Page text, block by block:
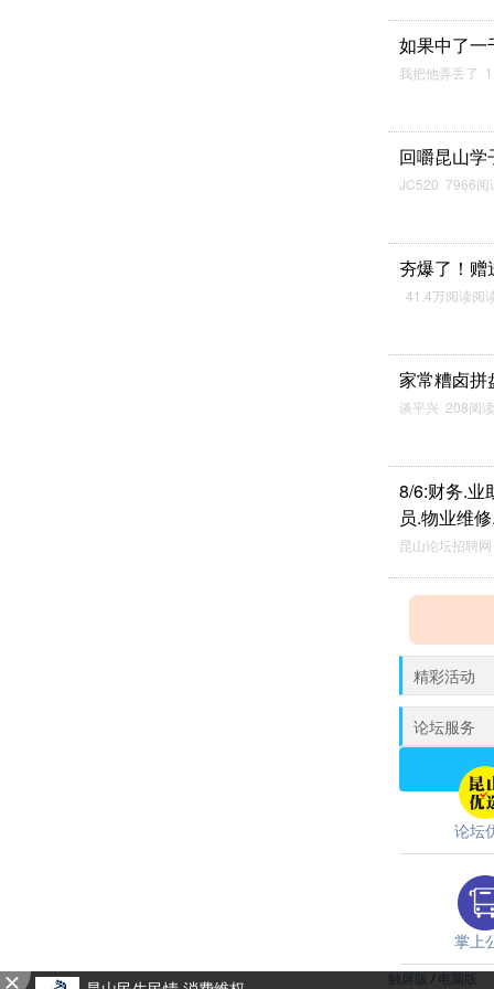
如果中了一
我把他弄丢了
回嚼昆山学
JC520 7966阅
夯爆了！
41.4万阅读阅
家常糟卤拼
谈平兴 208阅读
8/6:财务.业
员.物业维
昆山论坛招聘
精彩活动
论坛服务
论坛
掌上
触屏版/电脑版